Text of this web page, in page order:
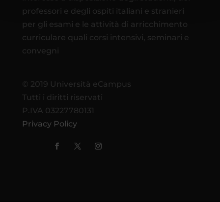
professori e degli ospiti italiani e stranieri
per gli esami e le attività di arricchimento
curriculare quali corsi intensivi, seminari e
convegni
© 2019 Università eCampus
Tutti i diritti riservati
P.IVA 03227780131
Privacy Policy